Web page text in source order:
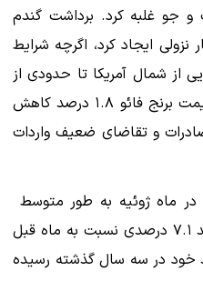
جو غلبه کرد. برداشت گندم
ایجاد کرد، اگرچه شرایط
از شمال آمریکا تا حدودی از
قیمت‌ها حمایت کرد. شاخص قیمت برنج فائو ۱.۸ درصد کاهش
و تقاضای ضعیف واردات
۱۶۶.۸ واحد بود که افزایش شدید ۷.۱ درصدی نسبت به ماه قبل
خود در سه سال گذشته رسیده